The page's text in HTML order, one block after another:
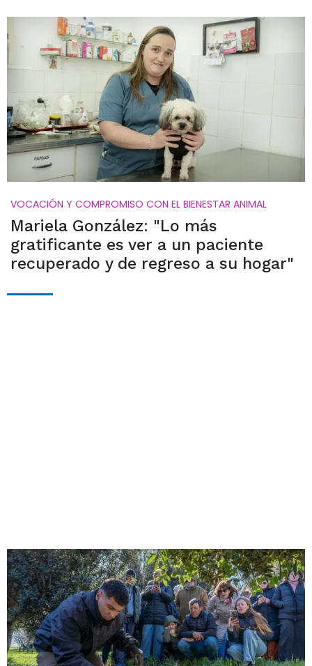
VOCACIÓN Y COMPROMISO CON EL BIENESTAR ANIMAL
Mariela González: "Lo más
gratificante es ver a un paciente
recuperado y de regreso a su hogar"